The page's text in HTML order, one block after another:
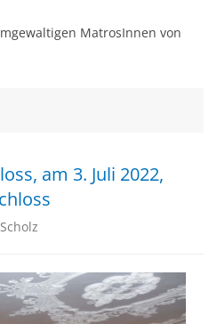
MatrosInnen von
am 3. Juli 2022,